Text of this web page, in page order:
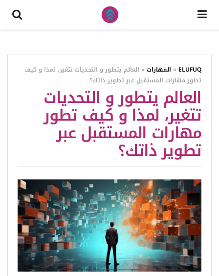
ELUFUQ
» المهارات » العالم يتطور و التحديات تتغير، لمذا و كيف
تطور مهارات المستقبل عبر تطوير ذاتك؟
العالم يتطور و التحديات
تتغير، لمذا و كيف تطور
مهارات المستقبل عبر
تطوير ذاتك؟